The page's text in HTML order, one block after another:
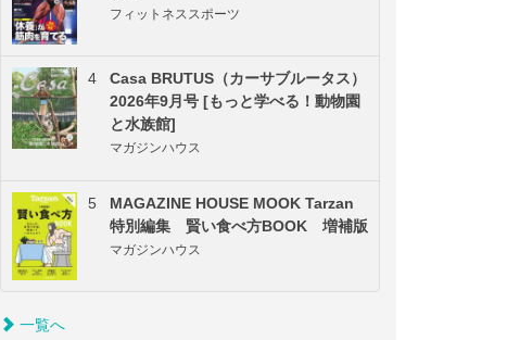
フィットネススポーツ
4
Casa BRUTUS（カーサブルータス）
2026年9月号 [もっと学べる！動物園
と水族館]
マガジンハウス
5
MAGAZINE HOUSE MOOK Tarzan
特別編集 賢い食べ方BOOK 増補版
マガジンハウス
一覧へ